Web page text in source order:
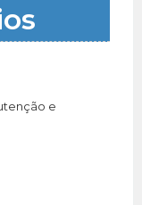
e